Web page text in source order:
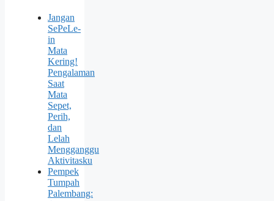
Jangan
SePeLe-
in
Mata
Kering!
Pengalaman
Saat
Mata
Sepet,
Perih,
dan
Lelah
Mengganggu
Aktivitasku
Pempek
Tumpah
Palembang: